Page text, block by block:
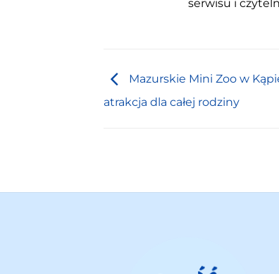
serwisu i
Mazurskie Mini Zoo w
atrakcja dla całej rodziny